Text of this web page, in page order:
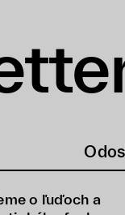
o ľuďoch a